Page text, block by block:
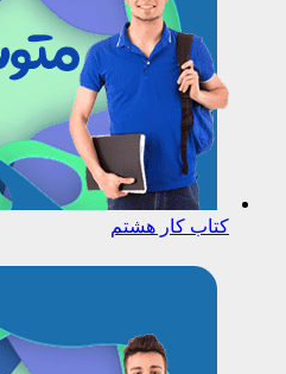
کتاب کار هشتم